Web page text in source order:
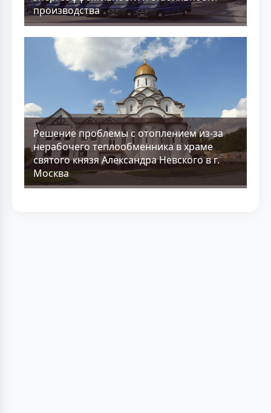
производства
Решение проблемы с отоплением из-за
нерабочего теплообменника в храме
святого князя Александра Невского в г.
Москва